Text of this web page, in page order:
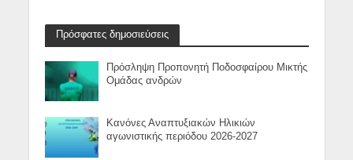
Πρόσφατες δημοσιεύσεις
Πρόσληψη Προπονητή Ποδοσφαίρου Μικτής
Ομάδας ανδρών
Κανόνες Αναπτυξιακών Ηλικιών
αγωνιστικής περιόδου 2026-2027